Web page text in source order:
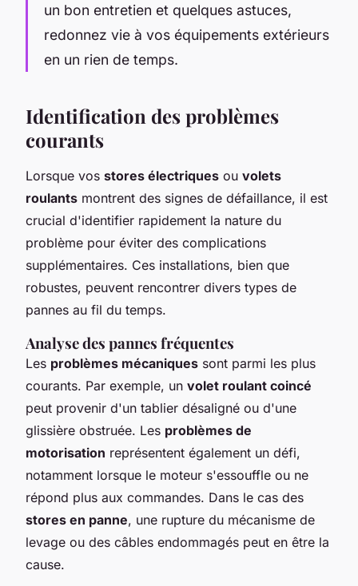
un bon entretien et quelques astuces,
redonnez vie à vos équipements extérieurs
en un rien de temps.
Identification des problèmes
courants
Lorsque vos stores électriques ou volets
roulants montrent des signes de défaillance, il est
crucial d'identifier rapidement la nature du
problème pour éviter des complications
supplémentaires. Ces installations, bien que
robustes, peuvent rencontrer divers types de
pannes au fil du temps.
Analyse des pannes fréquentes
Les problèmes mécaniques sont parmi les plus
courants. Par exemple, un volet roulant coincé
peut provenir d'un tablier désaligné ou d'une
glissière obstruée. Les problèmes de
motorisation représentent également un défi,
notamment lorsque le moteur s'essouffle ou ne
répond plus aux commandes. Dans le cas des
stores en panne, une rupture du mécanisme de
levage ou des câbles endommagés peut en être la
cause.